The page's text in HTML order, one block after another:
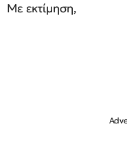
Με εκτίμηση,